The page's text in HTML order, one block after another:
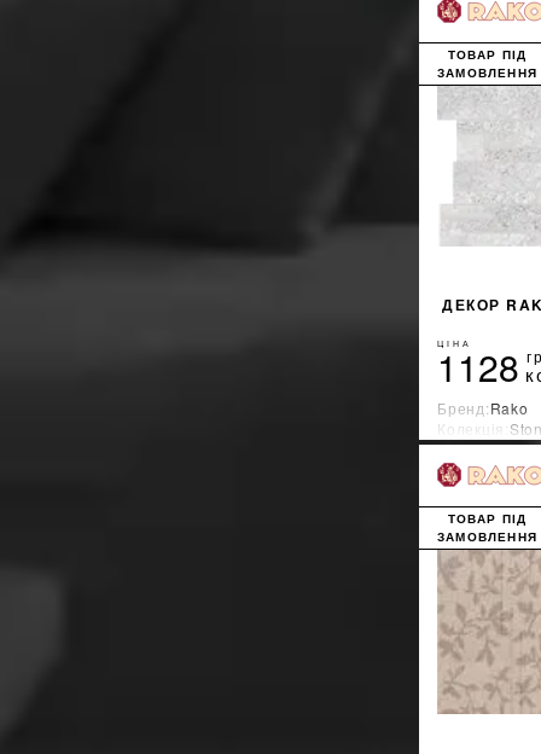
ДЕКОР
ТОВАР ПІД
ЗАМОВЛЕННЯ
ЦІНА
1128
Бренд:Rako
Колекція:
Країна-
ТОВАР ПІД
ЗАМОВЛЕННЯ